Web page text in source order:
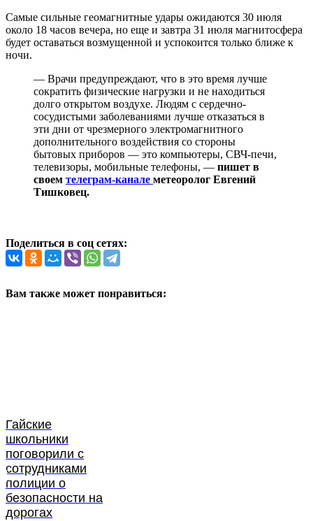
Самые сильные геомагнитные удары ожидаются 30 июля
около 18 часов вечера, но еще и завтра 31 июля магнитосфера
будет оставаться возмущенной и успокоится только ближе к
ночи.
— Врачи предупреждают, что в это время лучше
сократить физические нагрузки и не находиться
долго открытом воздухе. Людям с сердечно-
сосудистыми заболеваниями лучше отказаться в
эти дни от чрезмерного электромагнитного
дополнительного воздействия со стороны
бытовых приборов — это компьютеры, СВЧ-печи,
телевизоры, мобильные телефоны, — пишет в
своем телеграм-канале метеоролог Евгений
Тишковец.
Поделиться в соц сетях:
Вам также может понравиться:
Гайские
школьники
поговорили с
сотрудниками
полиции о
безопасности на
дорогах